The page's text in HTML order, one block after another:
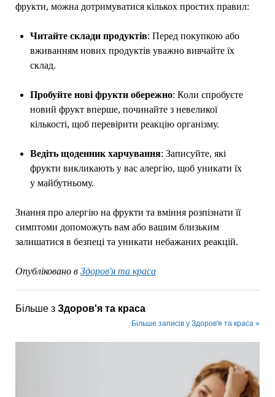
фрукти, можна дотримуватися кількох простих правил:
Читайте склади продуктів: Перед покупкою або
вживанням нових продуктів уважно вивчайте їх
склад.
Пробуйте нові фрукти обережно: Коли спробуєте
новий фрукт вперше, починайте з невеликої
кількості, щоб перевірити реакцію організму.
Ведіть щоденник харчування: Записуйте, які
фрукти викликають у вас алергію, щоб уникати їх
у майбутньому.
Знання про алергію на фрукти та вміння розпізнати її
симптоми допоможуть вам або вашим близьким
залишатися в безпеці та уникати небажаних реакцій.
Опубліковано в Здоров'я та краса
Більше з Здоров'я та краса
Більше записів у Здоров'я та краса »